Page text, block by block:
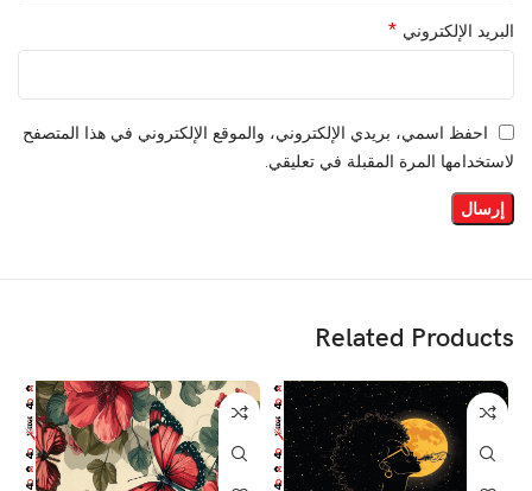
البريد الإلكتروني *
احفظ اسمي، بريدي الإلكتروني، والموقع الإلكتروني في هذا المتصفح
لاستخدامها المرة المقبلة في تعليقي.
Related Products